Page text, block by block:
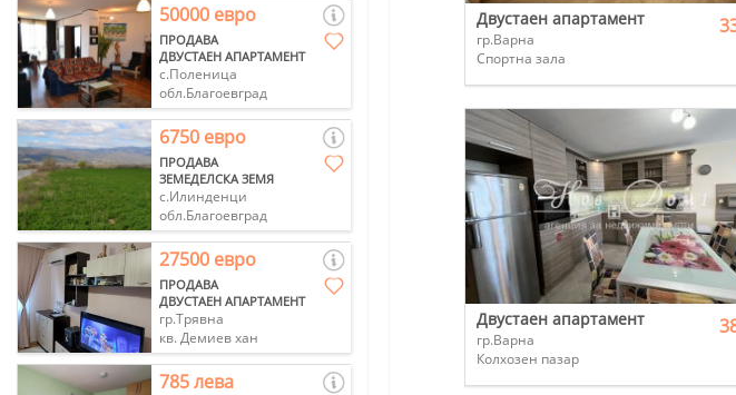
Двустаен апартамент
гр.Варна
Спортна зала
Двустаен апартамент
гр.Варна
Колхозен пазар
50000 евро
ПРОДАВА
ДВУСТАЕН АПАРТАМЕНТ
с.Поленица
обл.Благоевград
6750 евро
ПРОДАВА
ЗЕМЕДЕЛСКА ЗЕМЯ
с.Илинденци
обл.Благоевград
27500 евро
ПРОДАВА
ДВУСТАЕН АПАРТАМЕНТ
гр.Трявна
кв. Демиев хан
785 лева